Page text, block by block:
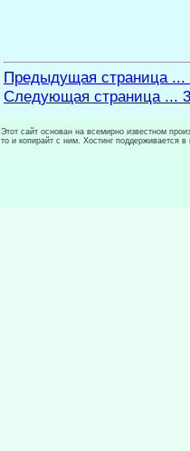
Предыдущая страница ...
Следующая страница ...
Этот сайт основан на всемирно известном
то и копирайт с ним. Хостинг поддерживается